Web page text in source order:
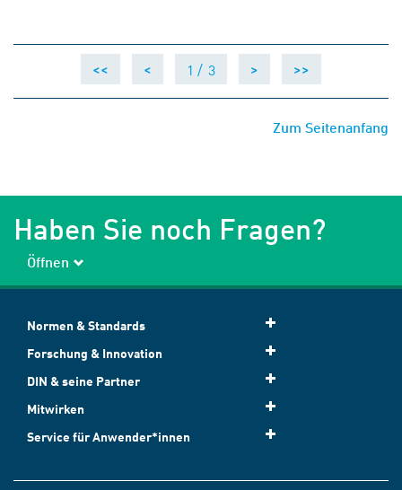
<< < 1 / 3 > >>
Zum Seitenanfang
Haben Sie noch Fragen?
Öffnen
Normen & Standards
Forschung & Innovation
DIN & seine Partner
Mitwirken
Service für Anwender*innen